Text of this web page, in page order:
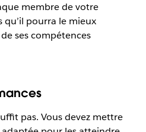
membre de votre
qu’il pourra le mieux
ses compétences
pas. Vous devez mettre